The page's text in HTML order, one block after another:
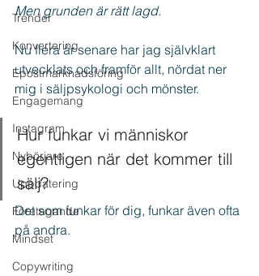
Trender
Konvertering
Epostmarknadsföring
Engagemang
Instagram
Nybörjare
Uppdatering
Företagande
Mindset
Copywriting
Men grunden är rätt lagd.
Nu flera år senare har jag självklart
utvecklats och framför allt, nördat ner
mig i säljpsykologi och mönster.
Hur funkar vi människor
egentligen när det kommer till
sälj?
Det som funkar för dig, funkar även ofta
på andra.